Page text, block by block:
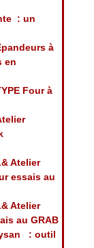
: un
à
en
Four à
Atelier
essais au
Atelier
au GRAB
: outil